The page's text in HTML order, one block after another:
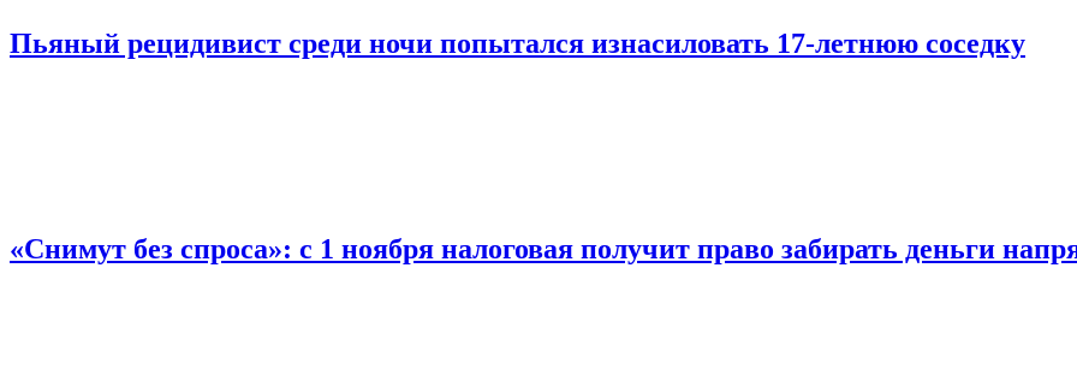
Пьяный рецидивист среди ночи попытался изнасиловать 17-летнюю соседку
«Снимут без спроса»: с 1 ноября налоговая получит право забирать деньги